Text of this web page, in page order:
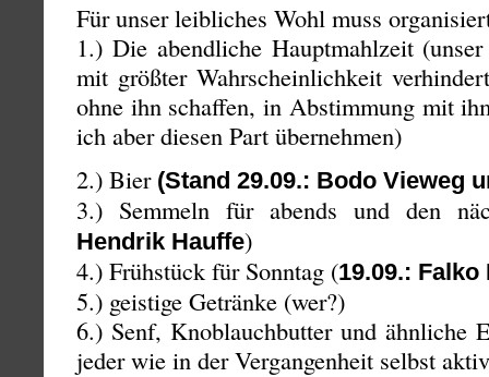
Für unser leibliches Wohl muss
1.) Die abendliche Hauptmahlzeit
mit größter Wahrscheinlichkeit
ohne ihn schaffen, in Abstimmung mit
ich aber diesen Part übernehmen)
2.) Bier (Stand 29.09.: Bodo Vieweg
3.) Semmeln für abends und den
Hendrik Hauffe)
4.) Frühstück für Sonntag (19.09.:
5.) geistige Getränke (wer?)
6.) Senf, Knoblauchbutter und ähnliche
jeder wie in der Vergangenheit selbst